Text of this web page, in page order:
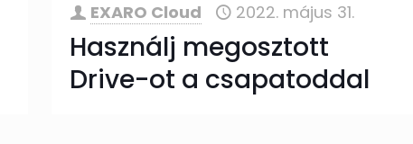
EXARO Cloud 2022. május 31.
Használj megosztott
Drive-ot a csapatoddal